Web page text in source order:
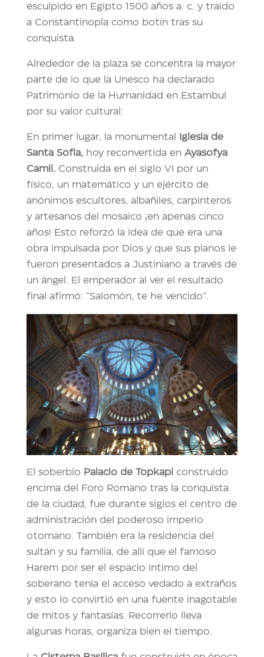
esculpido en Egipto 1500 años a. c. y traído
a Constantinopla como botín tras su
conquista.
Alrededor de la plaza se concentra la mayor
parte de lo que la Unesco ha declarado
Patrimonio de la Humanidad en Estambul
por su valor cultural:
En primer lugar, la monumental
Iglesia de
Santa Sofia, hoy reconvertida en Ayasofya
Camii. Construida en el siglo VI por un
físico, un matemático y un ejército de
anónimos escultores, albañiles, carpinteros
y artesanos del mosaico ¡en apenas cinco
años! Esto reforzó la idea de que era una
obra impulsada por Dios y que sus planos le
fueron presentados a Justiniano a través de
un ángel. El emperador al ver el resultado
final afirmó: “Salomón, te he vencido”.
El soberbio Palacio de Topkapi construido
encima del Foro Romano tras la conquista
de la ciudad, fue durante siglos el centro de
administración del poderoso imperio
otomano. También era la residencia del
sultán y su familia, de allí que el famoso
Harem por ser el espacio íntimo del
soberano tenía el acceso vedado a extraños
y esto lo convirtió en una fuente inagotable
de mitos y fantasías. Recorrerlo lleva
algunas horas, organiza bien el tiempo.